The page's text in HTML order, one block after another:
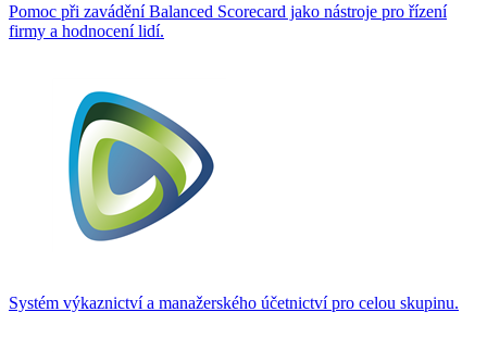
Pomoc při zavádění Balanced Scorecard jako nástroje pro řízení
firmy a hodnocení lidí.
Systém výkaznictví a manažerského účetnictví pro celou skupinu.